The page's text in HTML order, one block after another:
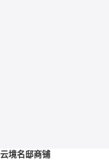
云境名邸商铺